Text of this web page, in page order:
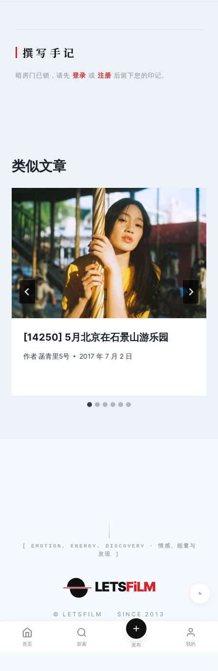
撰 写 手 记
暗房门已锁，请先 登录 或 注册 后留下您的印记。
类似文章
[14250] 5月北京在石景山游乐园
作者菡青里5号 2017 年 7 月 2 日
[ EMOTION, ENERGY, DISCOVERY · 情感、能量与
发现 ]
LETSFiLM
© LETSFILM SINCE 2013
首页 探索 发布 我的